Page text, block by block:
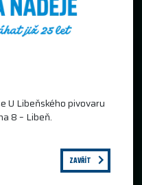
U Libeňského pivovaru
8 – Libeň.
ZAVŘÍT